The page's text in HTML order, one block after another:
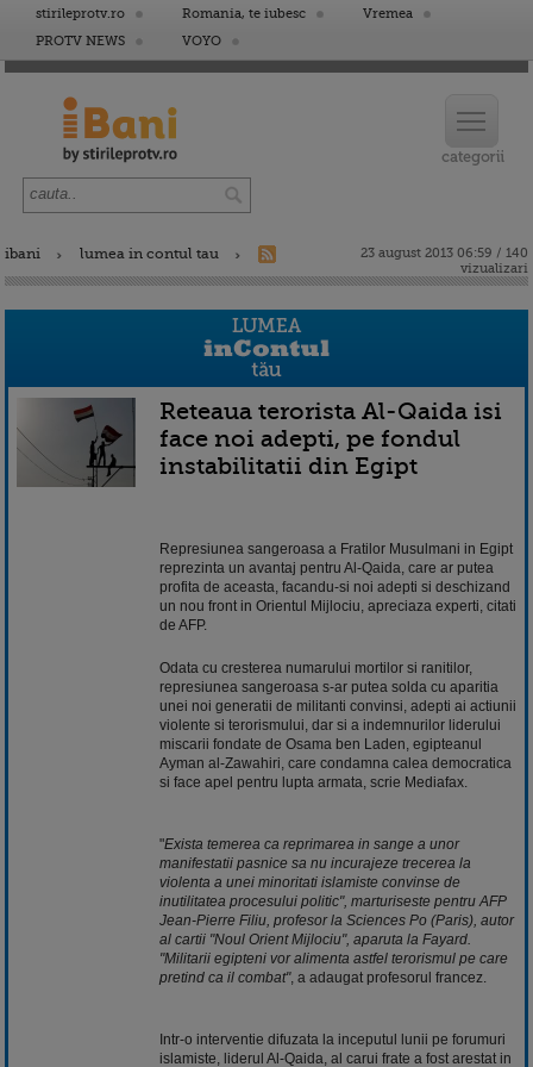
stirileprotv.ro Romania, te iubesc
Vremea
PROTV NEWS
VOYO
ibani lumea in contul tau
23 august 2013 06:59 / 140
vizualizari
Reteaua terorista Al-Qaida isi
face noi adepti, pe fondul
instabilitatii din Egipt
Represiunea sangeroasa a Fratilor Musulmani in Egipt
reprezinta un avantaj pentru Al-Qaida, care ar putea
profita de aceasta, facandu-si noi adepti si deschizand
un nou front in Orientul Mijlociu, apreciaza experti, citati
de AFP.
Odata cu cresterea numarului mortilor si ranitilor,
represiunea sangeroasa s-ar putea solda cu aparitia
unei noi generatii de militanti convinsi, adepti ai actiunii
violente si terorismului, dar si a indemnurilor liderului
miscarii fondate de Osama ben Laden, egipteanul
Ayman al-Zawahiri, care condamna calea democratica
si face apel pentru lupta armata, scrie Mediafax.
"Exista temerea ca reprimarea in sange a unor
manifestatii pasnice sa nu incurajeze trecerea la
violenta a unei minoritati islamiste convinse de
inutilitatea procesului politic", marturiseste pentru AFP
Jean-Pierre Filiu, profesor la Sciences Po (Paris), autor
al cartii "Noul Orient Mijlociu", aparuta la Fayard.
"Militarii egipteni vor alimenta astfel terorismul pe care
pretind ca il combat", a adaugat profesorul francez.
Intr-o interventie difuzata la inceputul lunii pe forumuri
islamiste, liderul Al-Qaida, al carui frate a fost arestat in